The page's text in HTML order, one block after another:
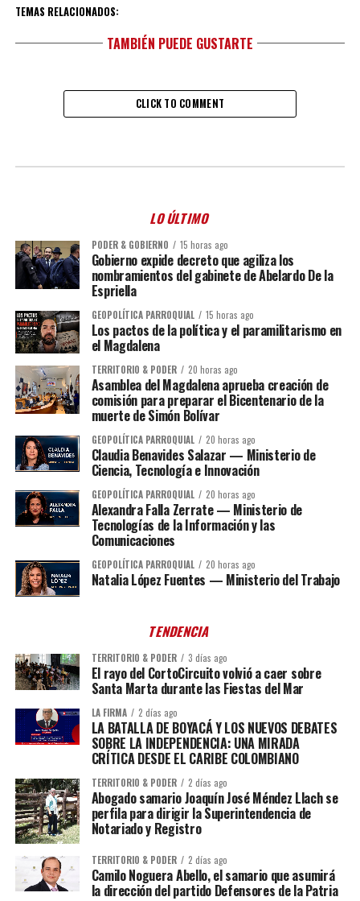
TEMAS RELACIONADOS:
TAMBIÉN PUEDE GUSTARTE
CLICK TO COMMENT
LO ÚLTIMO
PODER & GOBIERNO 15 horas ago
Gobierno expide decreto que agiliza los
nombramientos del gabinete de Abelardo De la
Espriella
GEOPOLÍTICA PARROQUIAL 15 horas ago
Los pactos de la política y el paramilitarismo en
el Magdalena
TERRITORIO & PODER 20 horas ago
Asamblea del Magdalena aprueba creación de
comisión para preparar el Bicentenario de la
muerte de Simón Bolívar
GEOPOLÍTICA PARROQUIAL 20 horas ago
Claudia Benavides Salazar — Ministerio de
Ciencia, Tecnología e Innovación
GEOPOLÍTICA PARROQUIAL 20 horas ago
Alexandra Falla Zerrate — Ministerio de
Tecnologías de la Información y las
Comunicaciones
GEOPOLÍTICA PARROQUIAL 20 horas ago
Natalia López Fuentes — Ministerio del Trabajo
TENDENCIA
TERRITORIO & PODER 3 días ago
El rayo del CortoCircuito volvió a caer sobre
Santa Marta durante las Fiestas del Mar
LA FIRMA 2 días ago
LA BATALLA DE BOYACÁ Y LOS NUEVOS DEBATES
SOBRE LA INDEPENDENCIA: UNA MIRADA
CRÍTICA DESDE EL CARIBE COLOMBIANO
TERRITORIO & PODER 2 días ago
Abogado samario Joaquín José Méndez Llach se
perfila para dirigir la Superintendencia de
Notariado y Registro
TERRITORIO & PODER 2 días ago
Camilo Noguera Abello, el samario que asumirá
la dirección del partido Defensores de la Patria